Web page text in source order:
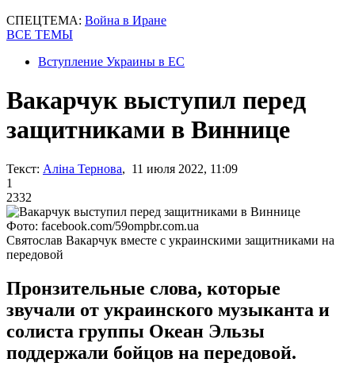
СПЕЦТЕМА: Война в Иране
ВСЕ ТЕМЫ
Вступление Украины в ЕС
Вакарчук выступил перед
защитниками в Виннице
Текст: Аліна Тернова, 11 июля 2022, 11:09
1
2332
Фото: facebook.com/59ompbr.com.ua
Святослав Вакарчук вместе с украинскими защитниками на
передовой
Пронзительные слова, которые
звучали от украинского музыканта и
солиста группы Океан Эльзы
поддержали бойцов на передовой.